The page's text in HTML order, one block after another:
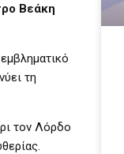
Βεάκη
τη
τον Λόρδο